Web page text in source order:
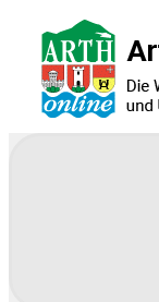
Hauptinhalt
springen